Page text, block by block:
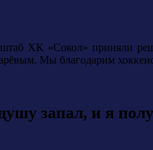
штаб ХК «Сокол» приняли
Мы благодарим
запал, и я